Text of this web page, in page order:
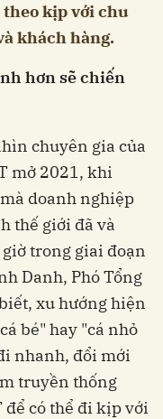
kịp với chu
khách hàng.
hơn sẽ chiến
chuyên gia của
mở 2021, khi
doanh nghiệp
thế giới đã và
trong giai đoạn
Danh, Phó Tổng
xu hướng hiện
bé" hay "cá nhỏ
nhanh, đổi mới
truyền thống
có thể đi kịp với